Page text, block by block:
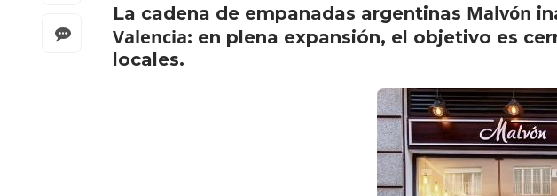
La cadena de empanadas argentinas Malvón
Valencia: en plena expansión, el objetivo es
locales.